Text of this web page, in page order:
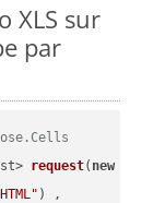
XLS sur
par
request( new
) ,